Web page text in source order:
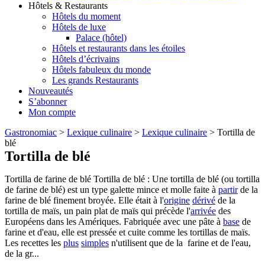
Hôtels & Restaurants
Hôtels du moment
Hôtels de luxe
Palace (hôtel)
Hôtels et restaurants dans les étoiles
Hôtels d’écrivains
Hôtels fabuleux du monde
Les grands Restaurants
Nouveautés
S’abonner
Mon compte
Gastronomiac > Lexique culinaire > Lexique culinaire > Tortilla de
blé
Tortilla de blé
Tortilla de farine de blé Tortilla de blé : Une tortilla de blé (ou tortilla
de farine de blé) est un type galette mince et molle faite à partirde la
farine de blé finement broyée. Elle était à l'origine dérivé de la
tortilla de maïs, un pain plat de maïs qui précède l'arrivée des
Européens dans les Amériques. Fabriquée avec une pâte à base de
farine et d'eau, elle est pressée et cuite comme les tortillas de maïs.
Les recettes les plus simples n'utilisent que de la farine et de l'eau,
de la gr...